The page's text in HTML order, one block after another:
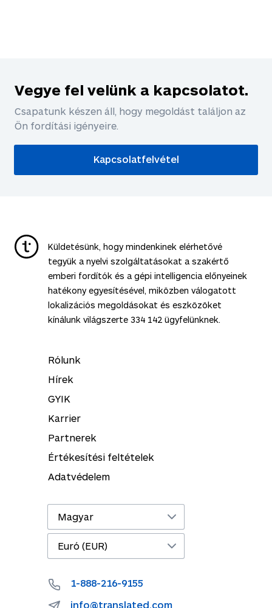
Vegye fel velünk a kapcsolatot.
Csapatunk készen áll, hogy megoldást találjon az
Ön fordítási igényeire.
Kapcsolatfelvétel
Küldetésünk, hogy mindenkinek elérhetővé
tegyük a nyelvi szolgáltatásokat a szakértő
emberi fordítók és a gépi intelligencia előnyeinek
hatékony egyesítésével, miközben válogatott
lokalizációs megoldásokat és eszközöket
kínálunk világszerte 334 142 ügyfelünknek.
Rólunk
Hírek
GYIK
Karrier
Partnerek
Értékesítési feltételek
Adatvédelem
1-888-216-9155
info@translated.com